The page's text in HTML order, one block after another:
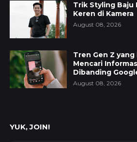
Trik Styling Baju
Keren di Kamera
August 08, 2026
Tren Gen Z
Mencari
Dibanding
August 08, 2026
YUK, JOIN!